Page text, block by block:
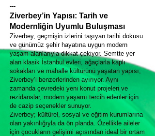
---
Ziverbey’in Yapısı: Tarih ve
Modernliğin Uyumlu Buluşması
Ziverbey, geçmişin izlerini taşıyan tarihi dokusu
ve günümüz şehir hayatına uygun modern
yaşam alanlarıyla dikkat çekiyor. Semtte yer
alan klasik İstanbul evleri, ağaçlarla kaplı
sokakları ve mahalle kültürünü yaşatan yapısı,
Ziverbey’i benzerlerinden ayırıyor. Aynı
zamanda çevredeki yeni konut projeleri ve
rezidanslar, modern yaşamı tercih edenler için
de cazip seçenekler sunuyor.
Ziverbey; kültürel, sosyal ve eğitim kurumlarına
olan yakınlığıyla da ön planda. Özellikle aileler
için çocukların gelişimi açısından ideal bir ortam